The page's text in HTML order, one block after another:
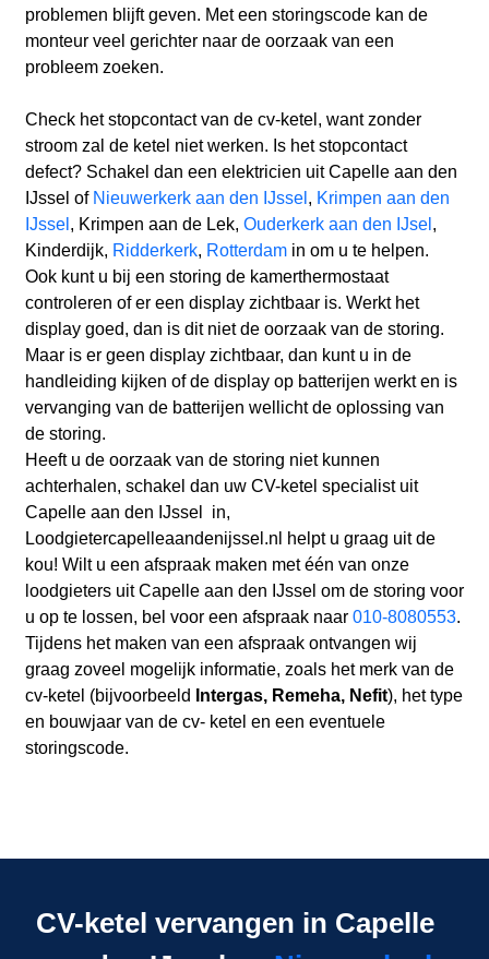
problemen blijft geven. Met een storingscode kan de
monteur veel gerichter naar de oorzaak van een
probleem zoeken.
Check het stopcontact van de cv-ketel, want zonder
stroom zal de ketel niet werken. Is het stopcontact
defect? Schakel dan een elektricien uit Capelle aan den
IJssel of Nieuwerkerk aan den IJssel , Krimpen aan den
IJssel , Krimpen aan de Lek, Ouderkerk aan den IJsel ,
Kinderdijk, Ridderkerk, Rotterdam in om u te helpen.
Ook kunt u bij een storing de kamerthermostaat
controleren of er een display zichtbaar is. Werkt het
display goed, dan is dit niet de oorzaak van de storing.
Maar is er geen display zichtbaar, dan kunt u in de
handleiding kijken of de display op batterijen werkt en is
vervanging van de batterijen wellicht de oplossing van
de storing.
Heeft u de oorzaak van de storing niet kunnen
achterhalen, schakel dan uw CV-ketel specialist uit
Capelle aan den IJssel in,
Loodgietercapelleaandenijssel.nl helpt u graag uit de
kou! Wilt u een afspraak maken met één van onze
loodgieters uit Capelle aan den IJssel om de storing voor
u op te lossen, bel voor een afspraak naar 010-8080553.
Tijdens het maken van een afspraak ontvangen wij
graag zoveel mogelijk informatie, zoals het merk van de
cv-ketel (bijvoorbeeld
Intergas, Remeha, Nefit), het type
en bouwjaar van de cv- ketel en een eventuele
storingscode.
CV-ketel vervangen in Capelle